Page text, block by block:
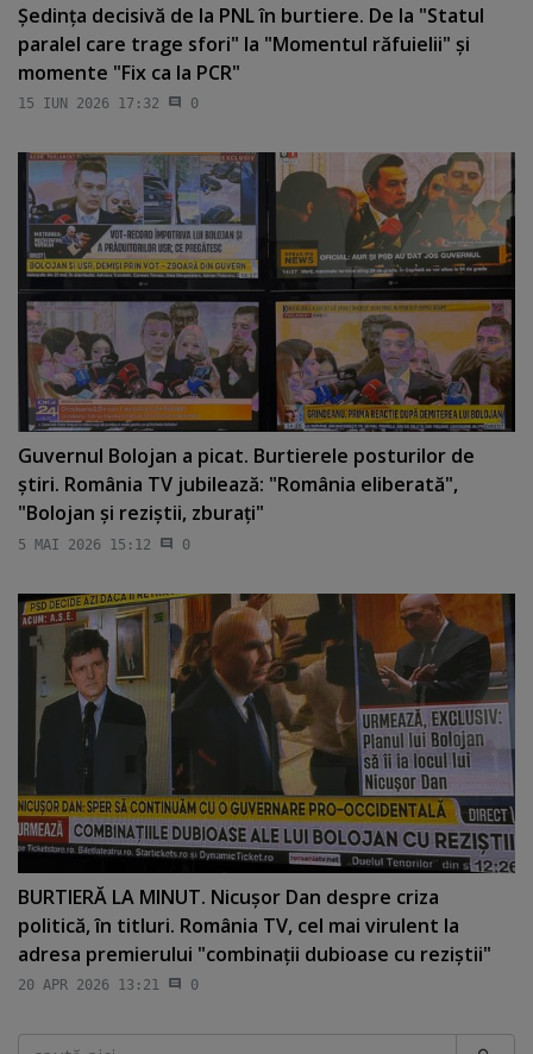
Şedinţa decisivă de la PNL în burtiere. De la "Statul
paralel care trage sfori" la "Momentul răfuielii" şi
momente "Fix ca la PCR"
15 IUN 2026 17:32 0
Guvernul Bolojan a picat. Burtierele posturilor de
ştiri. România TV jubilează: "România eliberată",
"Bolojan şi reziştii, zburaţi"
5 MAI 2026 15:12 0
BURTIERĂ LA MINUT. Nicuşor Dan despre criza
politică, în titluri. România TV, cel mai virulent la
adresa premierului "combinaţii dubioase cu reziştii"
20 APR 2026 13:21 0